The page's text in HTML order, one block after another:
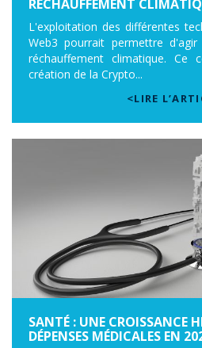
RÉCHAUFFEMENT
L'exploitation des différentes
Web3 pourrait permettre
réchauffement climatique.
création de la Crypto...
<LIRE
SANTÉ : UNE CROISSANCE
DÉPENSES MÉDICALES EN